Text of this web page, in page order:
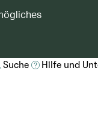
Suche Hilfe und